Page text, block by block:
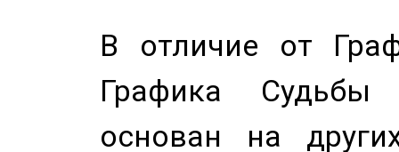
В отличие от
Графика
основан на